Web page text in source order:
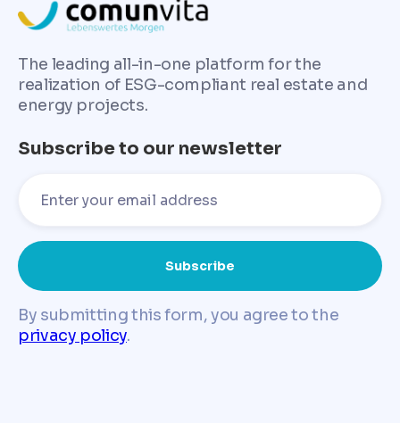
The leading all-in-one platform for the
realization of ESG-compliant real estate and
energy projects.
Subscribe to our newsletter
By submitting this form, you agree to the
privacy policy.